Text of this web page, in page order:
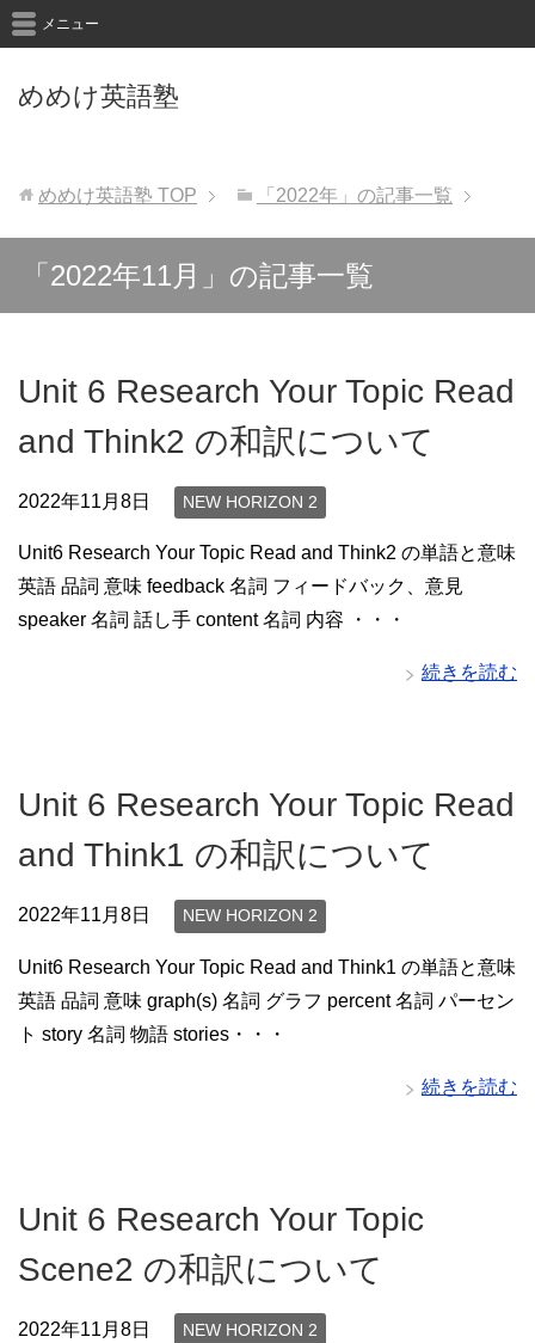
めめけ英語塾
メニュー
めめけ英語塾 TOP 「2022年」の記事一覧
「2022年11月」の記事一覧
Unit 6 Research Your Topic Read
and Think2 の和訳について
2022年11月8日 NEW HORIZON 2
Unit6 Research Your Topic Read and Think2 の単語と意味
英語 品詞 意味 feedback 名詞 フィードバック、意見
speaker 名詞 話し手 content 名詞 内容 ・・・
続きを読む
Unit 6 Research Your Topic Read
and Think1 の和訳について
2022年11月8日 NEW HORIZON 2
Unit6 Research Your Topic Read and Think1 の単語と意味
英語 品詞 意味 graph(s) 名詞 グラフ percent 名詞 パーセン
ト story 名詞 物語 stories・・・
続きを読む
Unit 6 Research Your Topic
Scene2 の和訳について
2022年11月8日 NEW HORIZON 2